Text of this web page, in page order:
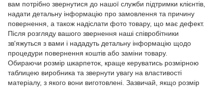
вам потрібно звернутися до нашої служби підтримки клієнтів,
надати детальну інформацію про замовлення та причину
повернення, а також надіслати фото товару, що має дефект.
Після розгляду вашого звернення наші співробітники
зв'яжуться з вами і нададуть детальну інформацію щодо
процедури повернення коштів або заміни товару.
Обираючи розмір шкарпеток, краще керуватись розмірною
таблицею виробника та звернути увагу на властивості
матеріалу, з якого вони виготовлені. Зазвичай, якщо розмір